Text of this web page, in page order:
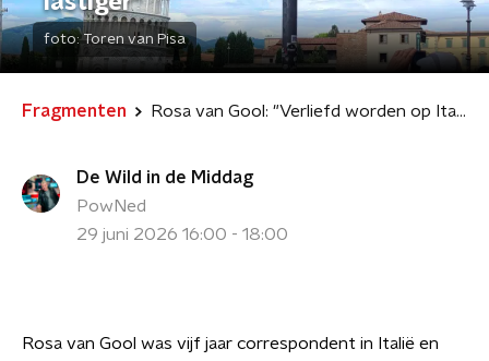
foto:Toren van Pisa
Fragmenten Rosa van Gool: "Verliefd worden op Italië is makkelijk, ervan houden is lastiger"
De Wild in de Middag
PowNed
29 juni 2026 16:00 - 18:00
Rosa van Gool was vijf jaar correspondent in Italië en